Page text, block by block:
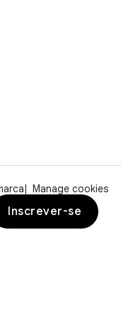
Manage cookies
Inscrever-se